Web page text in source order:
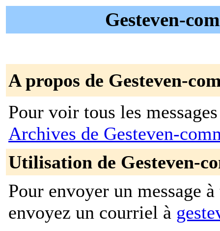
Gesteven-
A propos de Gesteven-
Pour voir tous les
Archives de Gesteven-
Utilisation de Gesteven-
Pour envoyer un message
envoyez un courriel à